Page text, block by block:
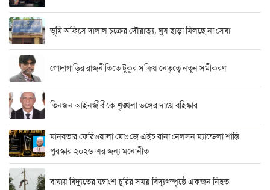
ভূমি অফিসে দালাল চক্রের দৌরাত্ম্য, ঘুষ ছাড়া মিলছে না সেবা
গোদাগাড়ির রাজনীতিতে টুকুর সক্রিয় নেতৃত্বে নতুন সমীকরণ
তিনজন আইনজীবীকে শৃঙ্খলা ভঙ্গের দায়ে বহিস্কার
মানবতার ফেরিওয়ালা মোঃ জে এইচ রানা নেলসন ম্যান্ডেলা শান্তি
পুরস্কার ২০২৬-এর জন্য মনোনীত
বাঘায় বিদ্যুতের যন্ত্রাংশ চুরির সময় বিদ্যুৎস্পৃষ্ঠে একজন নিহত